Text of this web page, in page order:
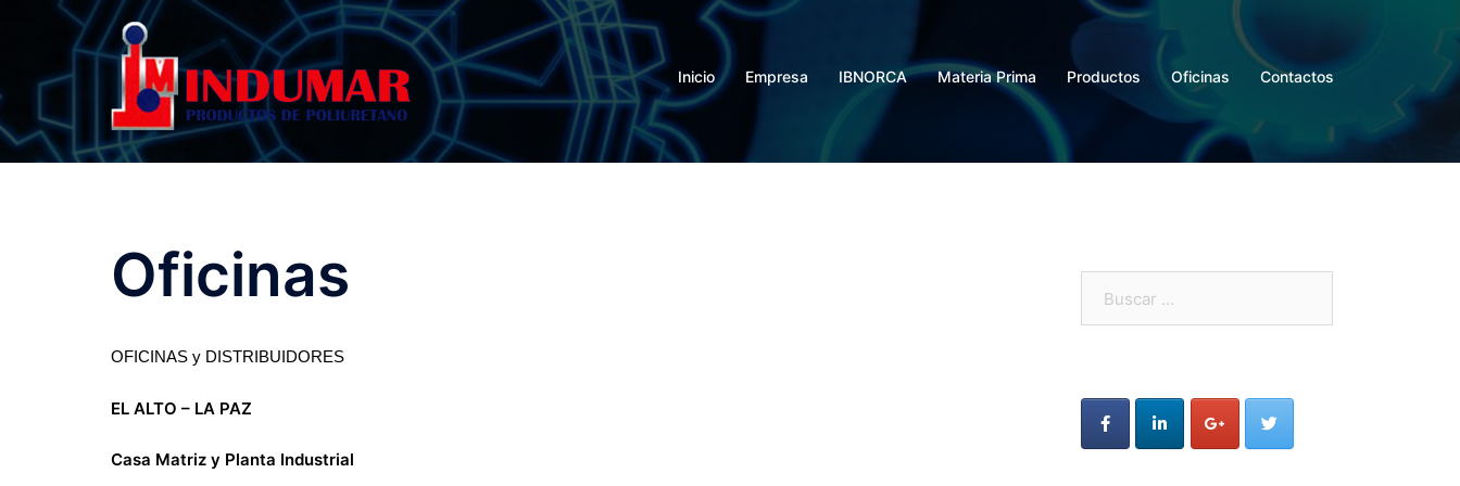
Inicio Empresa IBNORCA Materia Prima Productos Oficinas Contactos
Oficinas
OFICINAS y DISTRIBUIDORES
EL ALTO – LA PAZ
Casa Matriz y Planta Industrial